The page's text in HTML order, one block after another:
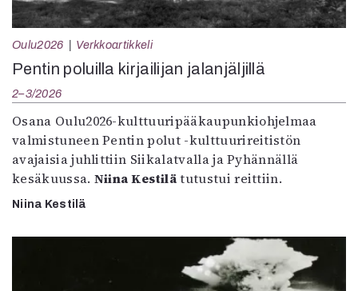
Oulu2026 Verkkoartikkeli
Pentin poluilla kirjailijan jalanjäljillä
2–3/2026
Osana Oulu2026-kulttuuripääkaupunkiohjelmaa
valmistuneen Pentin polut -kulttuurireitistön
avajaisia juhlittiin Siikalatvalla ja Pyhännällä
kesäkuussa. Niina Kestilätutustui reittiin.
Niina Kestilä